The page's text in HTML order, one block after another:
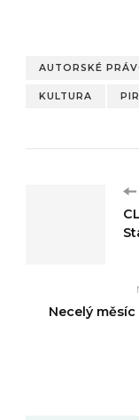
AUTORSKÉ
KULTURA
Necelý